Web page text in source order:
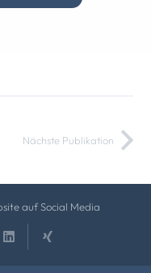
Nächste Publikation
auf Social Media